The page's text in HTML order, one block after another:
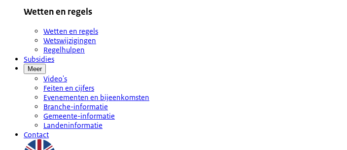
Wetten en regels
Wetten en regels
Wetswijzigingen
Regelhulpen
Subsidies
Meer
Video's
Feiten en cijfers
Evenementen en bijeenkomsten
Branche-informatie
Gemeente-informatie
Landeninformatie
Contact